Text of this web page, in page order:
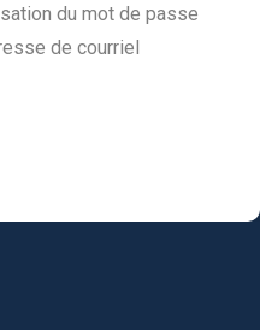
du mot de passe
de courriel